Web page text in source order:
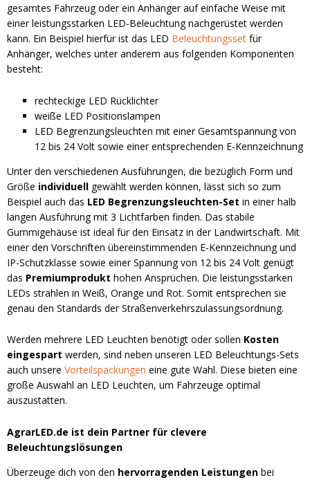
gesamtes Fahrzeug oder ein Anhänger auf einfache Weise mit
einer leistungsstarken LED-Beleuchtung nachgerüstet werden
kann. Ein Beispiel hierfür ist das LED Beleuchtungsset für
Anhänger, welches unter anderem aus folgenden Komponenten
besteht:
rechteckige LED Rücklichter
weiße LED Positionslampen
LED Begrenzungsleuchten mit einer Gesamtspannung von
12 bis 24 Volt sowie einer entsprechenden E-Kennzeichnung
Unter den verschiedenen Ausführungen, die bezüglich Form und
Größe individuell gewählt werden können, lässt sich so zum
Beispiel auch das LED Begrenzungsleuchten-Set in einer halb
langen Ausführung mit 3 Lichtfarben finden. Das stabile
Gummigehäuse ist ideal für den Einsatz in der Landwirtschaft. Mit
einer den Vorschriften übereinstimmenden E-Kennzeichnung und
IP-Schutzklasse sowie einer Spannung von 12 bis 24 Volt genügt
das Premiumprodukt hohen Ansprüchen. Die leistungsstarken
LEDs strahlen in Weiß, Orange und Rot. Somit entsprechen sie
genau den Standards der Straßenverkehrszulassungsordnung.
Werden mehrere LED Leuchten benötigt oder sollen Kosten
eingespart werden, sind neben unseren LED Beleuchtungs-Sets
auch unsere Vorteilspackungen eine gute Wahl. Diese bieten eine
große Auswahl an LED Leuchten, um Fahrzeuge optimal
auszustatten.
AgrarLED.de ist dein Partner für clevere
Beleuchtungslösungen
Überzeuge dich von den hervorragenden Leistungen bei